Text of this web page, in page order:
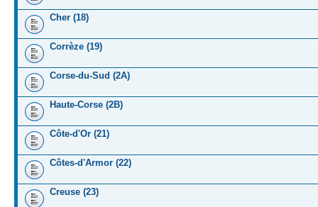
Cher (18)
Corrèze (19)
Corse-du-Sud (2A)
Haute-Corse (2B)
Côte-d'Or (21)
Côtes-d'Armor (22)
Creuse (23)